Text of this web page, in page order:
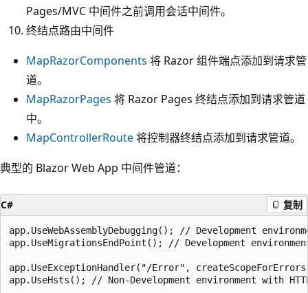
Pages/MVC 中间件之前调用会话中间件。
终结点路由中间件
MapRazorComponents 将 Razor 组件端点添加到请求管
道。
MapRazorPages 将 Razor Pages 终结点添加到请求管道
中。
MapControllerRoute将控制器终结点添加到请求管道。
典型的 Blazor Web App 中间件管道：
C# 复制
app.UseWebAssemblyDebugging(); // Development
app.UseMigrationsEndPoint(); // Development
app.UseExceptionHandler("/Error",
app.UseHsts(); // Non-Development environment with